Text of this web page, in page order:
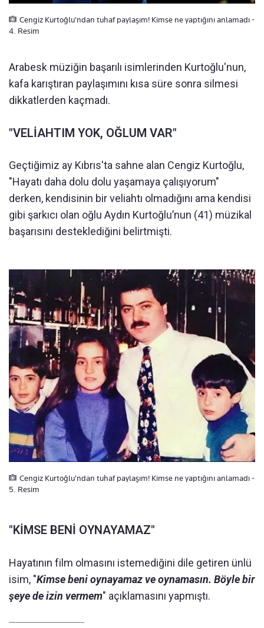
Cengiz Kurtoğlu'ndan tuhaf paylaşım! Kimse ne yaptığını anlamadı -
4. Resim
Arabesk müziğin başarılı isimlerinden Kurtoğlu'nun,
kafa karıştıran paylaşımını kısa süre sonra silmesi
dikkatlerden kaçmadı.
"VELİAHTIM YOK, OĞLUM VAR"
Geçtiğimiz ay Kıbrıs'ta sahne alan Cengiz Kurtoğlu,
"Hayatı daha dolu dolu yaşamaya çalışıyorum"
derken, kendisinin bir veliahtı olmadığını ama kendisi
gibi şarkıcı olan oğlu Aydın Kurtoğlu’nun (41) müzikal
başarısını desteklediğini belirtmişti.
Cengiz Kurtoğlu'ndan tuhaf paylaşım! Kimse ne yaptığını anlamadı -
5. Resim
"KİMSE BENİ OYNAYAMAZ"
Hayatının film olmasını istemediğini dile getiren ünlü
isim, "Kimse beni oynayamaz ve oynamasın. Böyle bir
şeye de izin vermem" açıklamasını yapmıştı.